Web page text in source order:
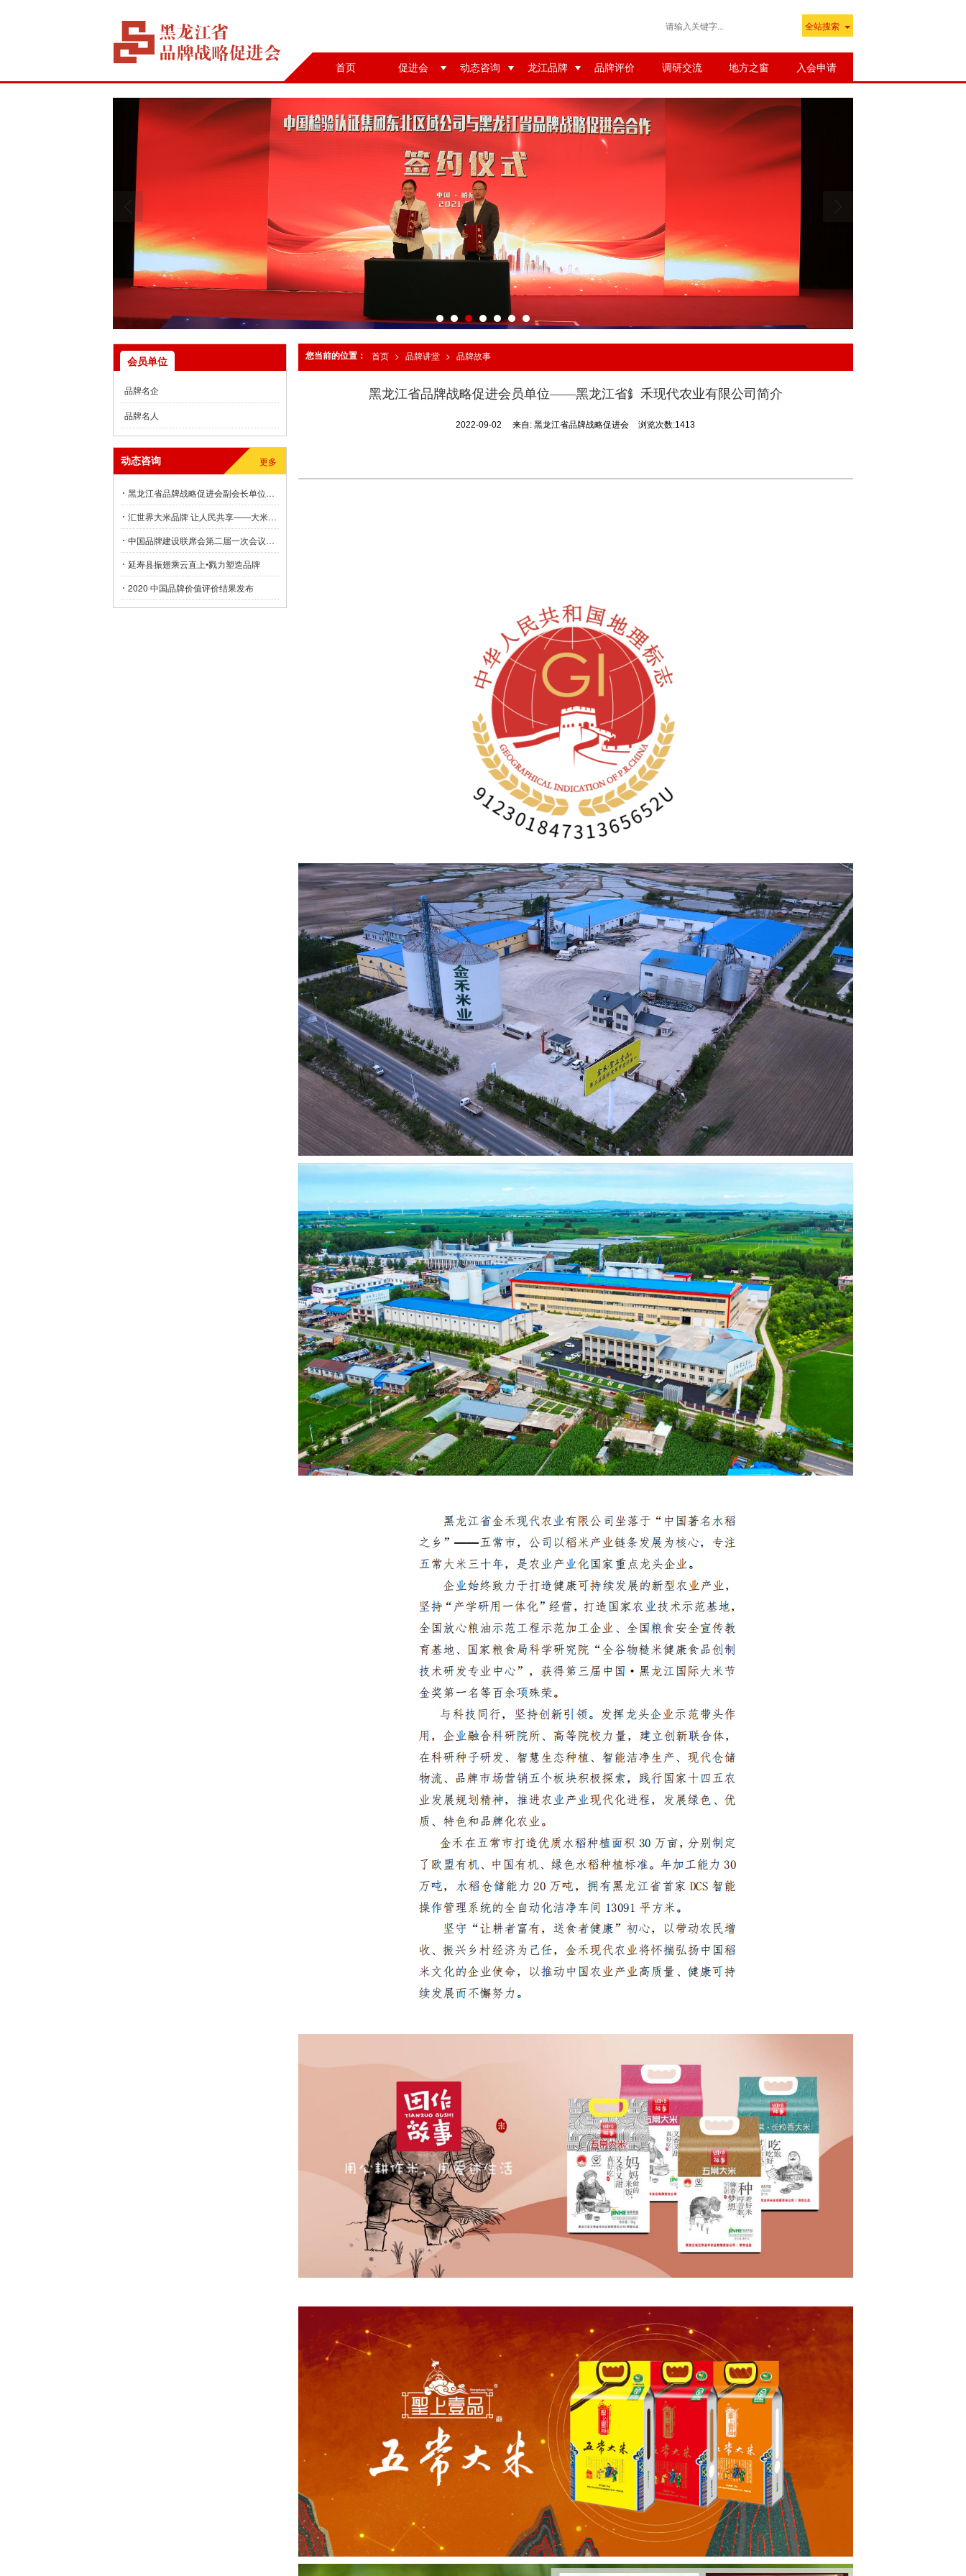
全站搜索
首页 促进会 动态咨询 龙江品牌 品牌评价 调研交流 地方之窗 入会申请
您当前的位置： 首页 > 品牌讲堂 > 品牌故事
黑龙江省品牌战略促进会员单位——黑龙江省釒禾现代农业有限公司简介
2022-09-02 来自:黑龙江省品牌战略促进会 浏览次数:1413
会员单位
品牌名企
品牌名人
更多
动态咨询
黑龙江省品牌战略促进会副会长单位—— 黑龙江参鸽药业有限公司企业简介
汇世界大米品牌 让人民共享——大米品牌中心落户中国·黑龙江
中国品牌建设联席会第二届一次会议在京召开
延寿县振翅乘云直上•戮力塑造品牌
2020 中国品牌价值评价结果发布